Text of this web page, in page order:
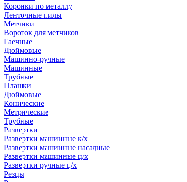
Коронки по металлу
Ленточные пилы
Метчики
Вороток для метчиков
Гаечные
Дюймовые
Машинно-ручные
Машинные
Трубные
Плашки
Дюймовые
Конические
Метрические
Трубные
Развертки
Развертки машинные к/х
Развертки машинные насадные
Развертки машинные ц/х
Развертки ручные ц/х
Резцы